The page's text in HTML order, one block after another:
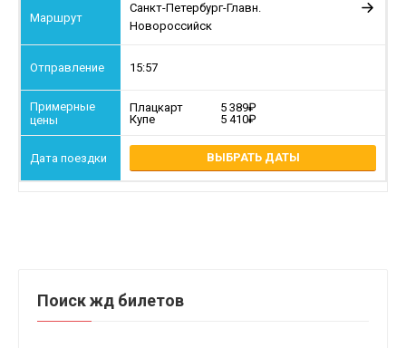
Санкт-Петербург-Главн.
Новороссийск
15:57
Плацкарт
5 389
Купе
5 410
ВЫБРАТЬ ДАТЫ
Поиск жд билетов